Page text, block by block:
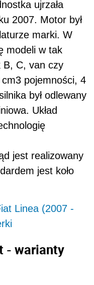
ujrzała
2007. Motor był
marki. W
modeli w tak
B, C, van czy
pojemności, 4
był odlewany
Układ
jest realizowany
jest koło
Linea (2007 -
- warianty